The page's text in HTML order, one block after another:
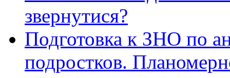
звернутися?
Подготовка к ЗНО по
подростков.